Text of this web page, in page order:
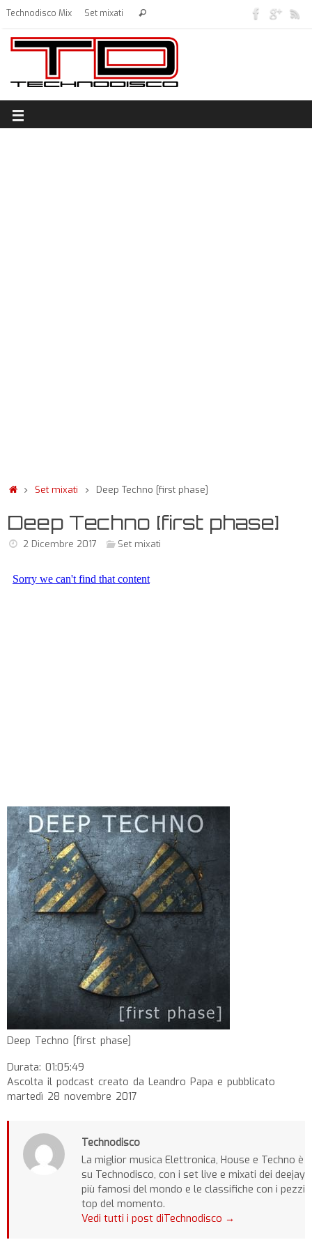
Technodisco Mix Set mixati
Set mixati Deep Techno [first phase]
Deep Techno [first phase]
2 Dicembre 2017 Set mixati
Deep Techno [first phase]
Durata: 01:05:49
Ascolta il podcast creato da Leandro Papa e pubblicato
martedì 28 novembre 2017
Technodisco
La miglior musica Elettronica, House e Techno è
su Technodisco, con i set live e mixati dei deejay
più famosi del mondo e le classifiche con i pezzi
top del momento.
Vedi tutti i post diTechnodisco →